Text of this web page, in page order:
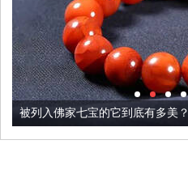
被列入佛家七宝的它到底有多美？